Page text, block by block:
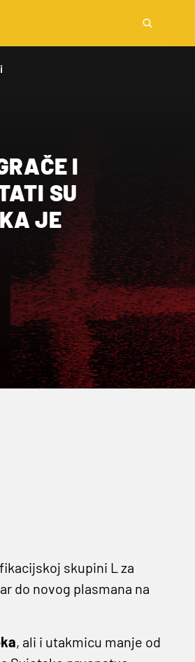
I
SU
JE
skupini L za
do novog plasmana na
, ali i utakmicu manje od